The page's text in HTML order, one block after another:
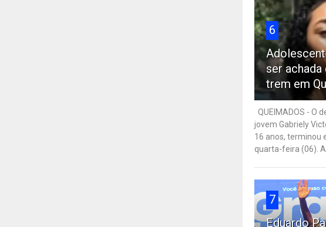
6
ser achada
trem em
QUEIMADOS - O
jovem Gabriely
16 anos, terminou
quarta-feira (06). A
7
Eduardo